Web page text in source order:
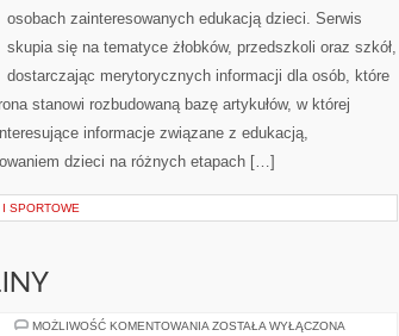
osobach zainteresowanych edukacją dzieci. Serwis
skupia się na tematyce żłobków, przedszkoli oraz szkół,
dostarczając merytorycznych informacji dla osób, które
stanowi rozbudowaną bazę artykułów, w której
informacje związane z edukacją,
dzieci na różnych etapach […]
SPORTOWE
MOŻLIWOŚĆ KOMENTOWANIA SPORTY
ZOSTAŁA WYŁĄCZONA